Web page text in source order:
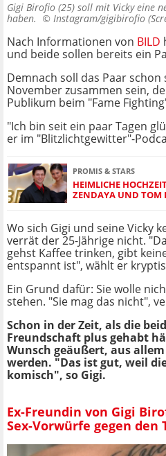
Gigi Birofio (25) soll mit Vicky eine
haben. © Instagram/gigibirofio
Nach Informationen von BILD
und beide sollen bereits ein
Demnach soll das Paar
November zusammen sein,
Publikum beim "Fame
"Ich bin seit ein paar Tagen
er im "Blitzlichtgewitter"-
PROMIS & STARS
HEIMLICHE
ZENDAYA UND TOM
Wo sich Gigi und seine Vicky
verrät der 25-Jährige nicht.
gehst Kaffee trinken, gibt
entspannt ist", wählt er
Ein Grund dafür: Sie wolle
stehen. "Sie mag das nicht",
Schon in der Zeit, als die
Freundschaft plus gehabt
Wunsch geäußert, aus
werden. "Das ist gut, weil
komisch", so Gigi.
Ex-Freundin von Gigi
Sex-Vorwürfe gegen den